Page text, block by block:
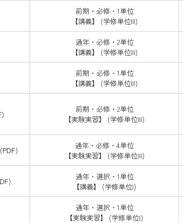
前期・必修・1単位
【講義】 (学修単位III)
通年・必修・2単位
【講義】 (学修単位III)
前期・必修・1単位
【講義】 (学修単位III)
)
前期・必修・2単位
【実験実習】 (学修単位III)
(PDF)
通年・必修・4単位
【実験実習】 (学修単位III)
)
通年・選択・1単位
【講義】 (学修単位I)
通年・選択・1単位
【実験実習】 (学修単位I)